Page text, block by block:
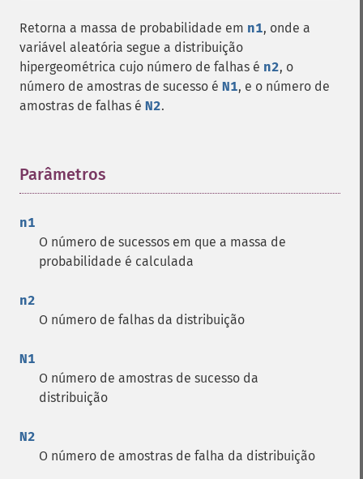
Retorna a massa de probabilidade em n1, onde a
variável aleatória segue a distribuição
hipergeométrica cujo número de falhas é n2, o
número de amostras de sucesso é N1, e o número de
amostras de falhas é N2.
Parâmetros
n1
O número de sucessos em que a massa de
probabilidade é calculada
n2
O número de falhas da distribuição
N1
O número de amostras de sucesso da
distribuição
N2
O número de amostras de falha da distribuição